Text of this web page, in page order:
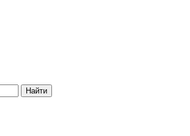
Найти